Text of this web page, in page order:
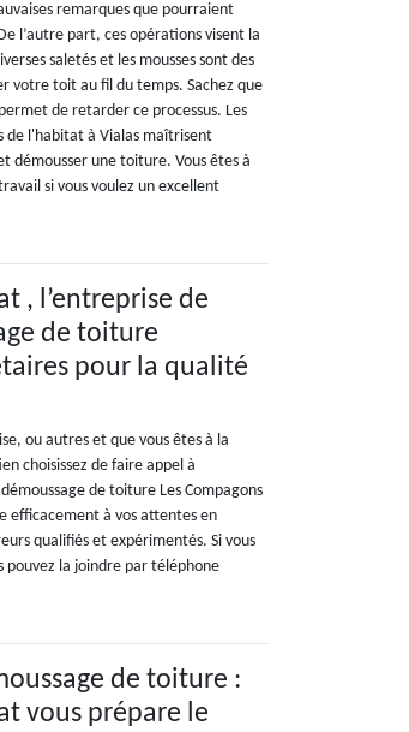
remarques que pourraient
l’autre part, ces opérations visent la
saletés et les mousses sont des
votre toit au fil du temps. Sachez que
de retarder ce processus. Les
de l'habitat à Vialas maîtrisent
démousser une toiture. Vous êtes à
si vous voulez un excellent
, l’entreprise de
de toiture
pour la qualité
ou autres et que vous êtes à la
choisissez de faire appel à
de toiture Les Compagons
efficacement à vos attentes en
qualifiés et expérimentés. Si vous
pouvez la joindre par téléphone
de toiture :
vous prépare le